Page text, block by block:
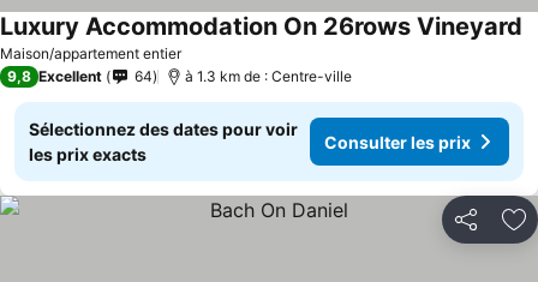
Maison/appartement entier
Luxury Accommodation On 26rows Vineyard
9,8 Excellent 64 à 1.3 km de : Centre-ville
Sélectionnez des dates pour voir
les prix exacts
Consulter les prix
Partager